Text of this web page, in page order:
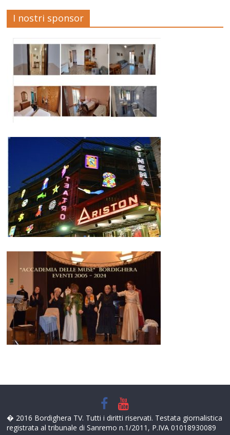
I nostri sponsor
� 2016 Bordighera TV. Tutti i diritti riservati. Testata giornalistica
registrata al tribunale di Sanremo n.1/2011, P.IVA 01018930089